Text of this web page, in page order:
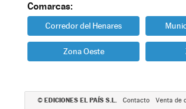
Comarcas:
Corredor del Henares
Zona Oeste
© EDICIONES EL PAÍS S.L. Contacto Venta de